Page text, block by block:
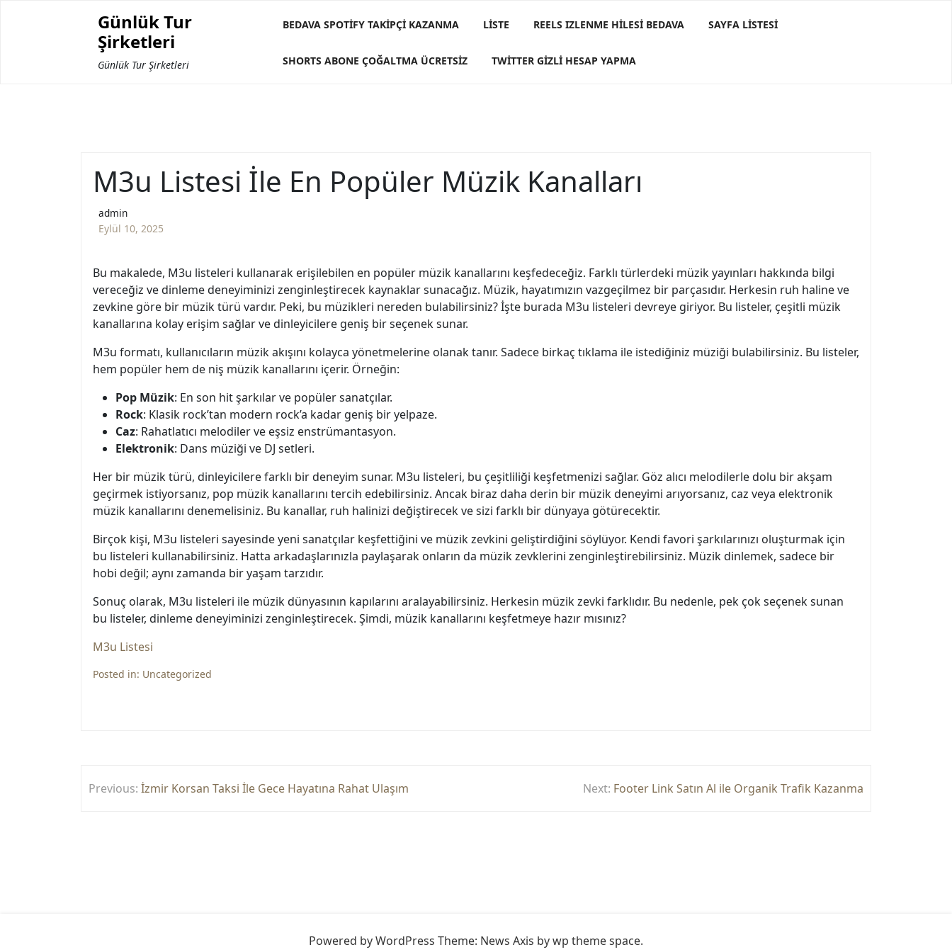
Günlük Tur
Şirketleri
Günlük Tur Şirketleri
BEDAVA SPOTIFY TAKIPÇI KAZANMA LISTE REELS IZLENME HILESI BEDAVA SAYFA LISTESI
SHORTS ABONE ÇOĞALTMA ÜCRETSIZ TWITTER GIZLI HESAP YAPMA
M3u Listesi İle En Popüler Müzik Kanalları
admin
Eylül 10, 2025
Bu makalede, M3u listeleri kullanarak erişilebilen en popüler müzik kanallarını keşfedeceğiz. Farklı türlerdeki müzik yayınları hakkında bilgi
vereceğiz ve dinleme deneyiminizi zenginleştirecek kaynaklar sunacağız. Müzik, hayatımızın vazgeçilmez bir parçasıdır. Herkesin ruh haline ve
zevkine göre bir müzik türü vardır. Peki, bu müzikleri nereden bulabilirsiniz? İşte burada M3u listeleri devreye giriyor. Bu listeler, çeşitli müzik
kanallarına kolay erişim sağlar ve dinleyicilere geniş bir seçenek sunar.
M3u formatı, kullanıcıların müzik akışını kolayca yönetmelerine olanak tanır. Sadece birkaç tıklama ile istediğiniz müziği bulabilirsiniz. Bu listeler,
hem popüler hem de niş müzik kanallarını içerir. Örneğin:
Pop Müzik: En son hit şarkılar ve popüler sanatçılar.
Rock: Klasik rock’tan modern rock’a kadar geniş bir yelpaze.
Caz: Rahatlatıcı melodiler ve eşsiz enstrümantasyon.
Elektronik: Dans müziği ve DJ setleri.
Her bir müzik türü, dinleyicilere farklı bir deneyim sunar. M3u listeleri, bu çeşitliliği keşfetmenizi sağlar. Göz alıcı melodilerle dolu bir akşam
geçirmek istiyorsanız, pop müzik kanallarını tercih edebilirsiniz. Ancak biraz daha derin bir müzik deneyimi arıyorsanız, caz veya elektronik
müzik kanallarını denemelisiniz. Bu kanallar, ruh halinizi değiştirecek ve sizi farklı bir dünyaya götürecektir.
Birçok kişi, M3u listeleri sayesinde yeni sanatçılar keşfettiğini ve müzik zevkini geliştirdiğini söylüyor. Kendi favori şarkılarınızı oluşturmak için
bu listeleri kullanabilirsiniz. Hatta arkadaşlarınızla paylaşarak onların da müzik zevklerini zenginleştirebilirsiniz. Müzik dinlemek, sadece bir
hobi değil; aynı zamanda bir yaşam tarzıdır.
Sonuç olarak, M3u listeleri ile müzik dünyasının kapılarını aralayabilirsiniz. Herkesin müzik zevki farklıdır. Bu nedenle, pek çok seçenek sunan
bu listeler, dinleme deneyiminizi zenginleştirecek. Şimdi, müzik kanallarını keşfetmeye hazır mısınız?
M3u Listesi
Posted in: Uncategorized
Yazı
Previous: İzmir Korsan Taksi İle Gece Hayatına Rahat Ulaşım Next: Footer Link Satın Al ile Organik Trafik Kazanma
Powered by WordPress Theme: News Axis bywp theme space.